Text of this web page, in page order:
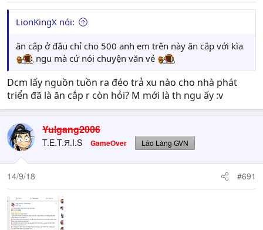
LionKingX nói:
ăn cắp ở đâu chỉ cho 500 anh em trên này ăn cắp với kìa
ngu mà cứ nói chuyện văn vẻ
Dcm lấy nguồn tuồn ra đéo trả xu nào cho nhà phát
triển đã là ăn cắp r còn hỏi? M mới là th ngu ấy :v
Yulgang2006
T.E.T.Я.I.S GameOver Lão Làng GVN
14/9/18 #691